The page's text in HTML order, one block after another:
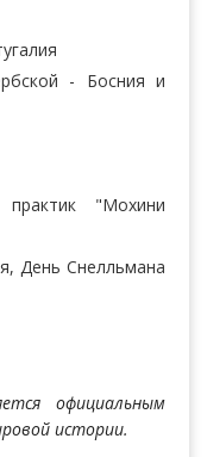
- Босния и
"Мохини
День Снелльмана
официальным
истории.